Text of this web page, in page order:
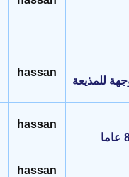
hassan
hassan
hassan